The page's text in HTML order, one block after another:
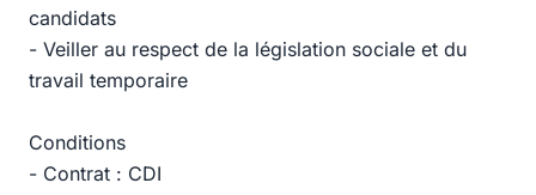
candidats
- Veiller au respect de la législation sociale et du
travail temporaire
Conditions
- Contrat : CDI